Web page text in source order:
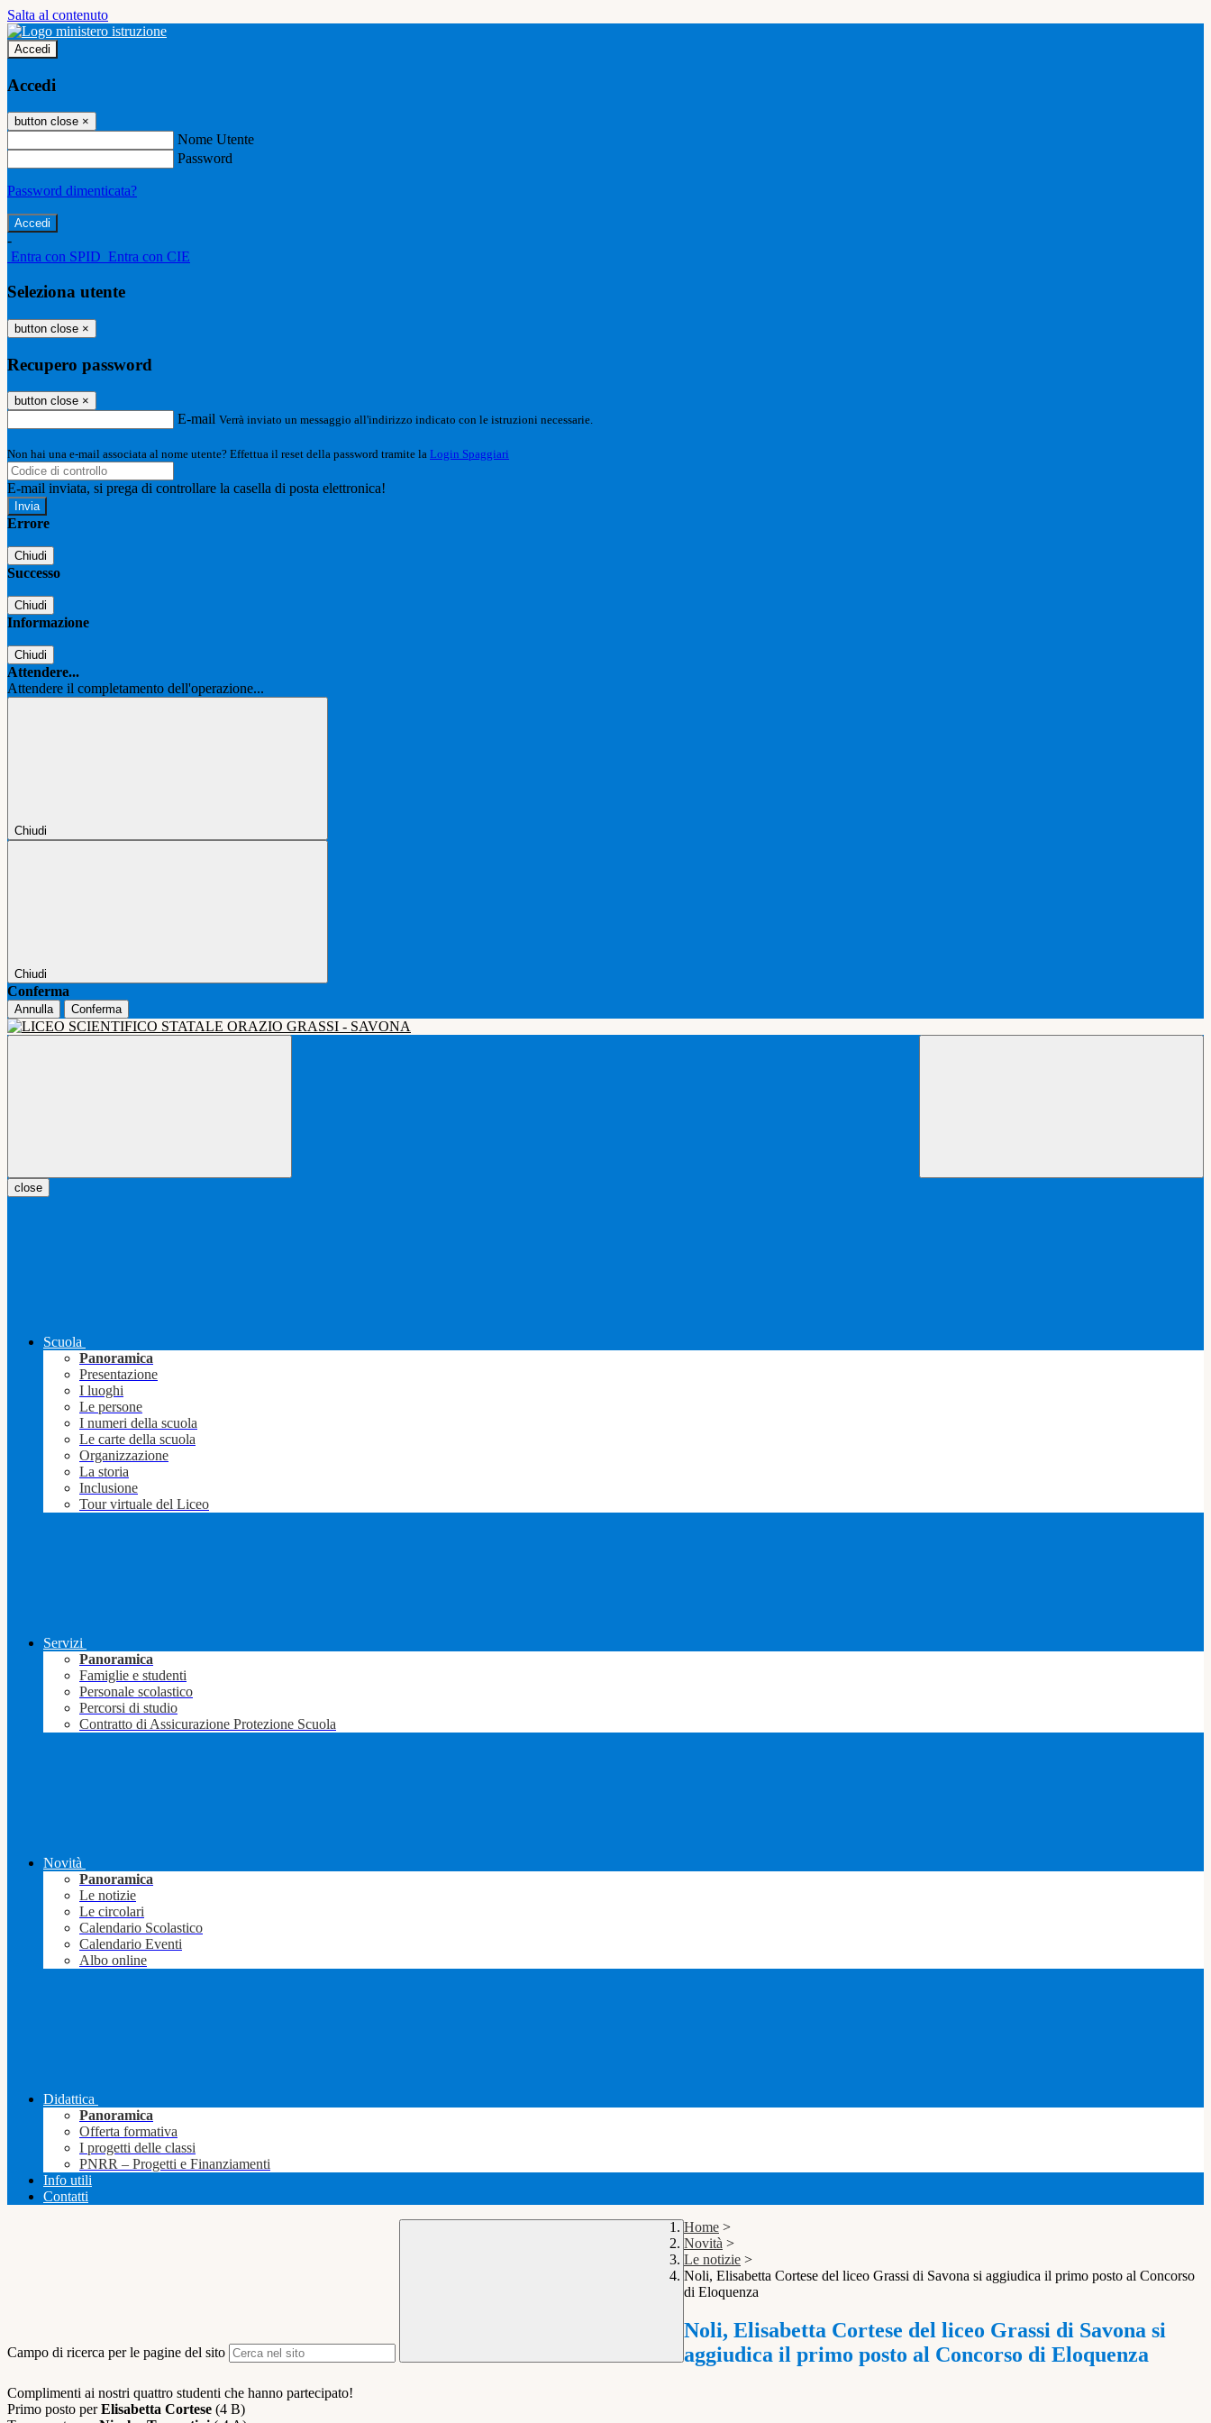
Salta al contenuto
Accedi
Accedi
button close ×
Nome Utente
Password
Password dimenticata?
-
Entra con SPID Entra con CIE
Seleziona utente
button close ×
Recupero password
button close ×
E-mail Verrà inviato un messaggio all'indirizzo indicato con le istruzioni necessarie.
Non hai una e-mail associata al nome utente? Effettua il reset della password tramite la Login Spaggiari
E-mail inviata, si prega di controllare la casella di posta elettronica!
Errore
Chiudi
Successo
Chiudi
Informazione
Chiudi
Attendere...
Attendere il completamento dell'operazione...
Chiudi
Chiudi
Conferma
Annulla Conferma
close
Scuola
Panoramica
Presentazione
I luoghi
Le persone
I numeri della scuola
Le carte della scuola
Organizzazione
La storia
Inclusione
Tour virtuale del Liceo
Servizi
Panoramica
Famiglie e studenti
Personale scolastico
Percorsi di studio
Contratto di Assicurazione Protezione Scuola
Novità
Panoramica
Le notizie
Le circolari
Calendario Scolastico
Calendario Eventi
Albo online
Didattica
Panoramica
Offerta formativa
I progetti delle classi
PNRR – Progetti e Finanziamenti
Info utili
Contatti
Campo di ricerca per le pagine del sito
Home >
Novità >
Le notizie >
Noli, Elisabetta Cortese del liceo Grassi di Savona si aggiudica il primo posto al Concorso
di Eloquenza
Noli, Elisabetta Cortese del liceo Grassi di Savona si
aggiudica il primo posto al Concorso di Eloquenza
Complimenti ai nostri quattro studenti che hanno partecipato!
Primo posto perElisabetta Cortese (4 B)